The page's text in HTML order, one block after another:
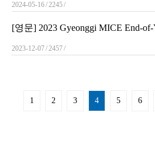
2024-05-16 2245
[영문] 2023 Gyeonggi MICE End-of-
2023-12-07 2457
1 2 3 4 5 6